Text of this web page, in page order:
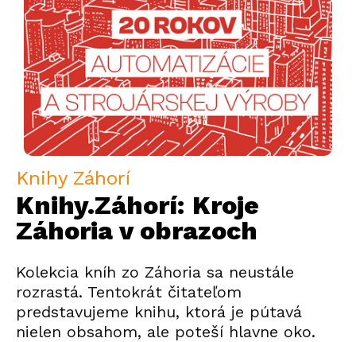
Knihy Záhorí
Knihy.Záhorí: Kroje
Záhoria v obrazoch
Kolekcia kníh zo Záhoria sa neustále
rozrastá. Tentokrát čitateľom
predstavujeme knihu, ktorá je pútavá
nielen obsahom, ale poteší hlavne oko.